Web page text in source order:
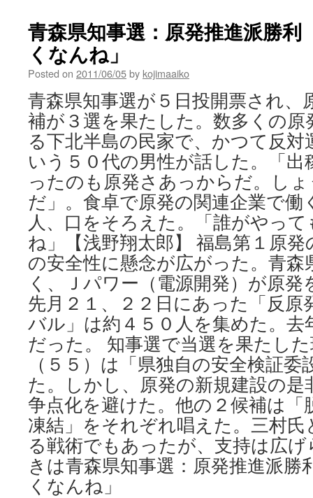
青森県知事選：原発推進派勝
くなんね」
Posted on 2011/06/05by kojimaaiko
青森県知事選が５日投開票され、
補が３選を果たした。数多くの原
る下北半島の民家で、かつて反
いう５０代の男性が話した。「
ったのも原発さあっからだ。し
だ」。食卓で原発の関連企業で働
人、口をそろえた。「誰がやっ
ね」【浅野翔太郎】 福島第１原
の安全性に懸念が広がった。青森
く、Ｊパワー（電源開発）が原
先月２１、２２日にあった「反
バル」は約４５０人を集めた。去
だった。 知事選で当選を果たし
（５５）は「県独自の安全検証
た。しかし、原発の新規建設の
争点化を避けた。他の２候補は「
凍結」をそれぞれ唱えた。三村
る戦術でもあったが、支持は広
きは青森県知事選：原発推進派勝
くなんね」